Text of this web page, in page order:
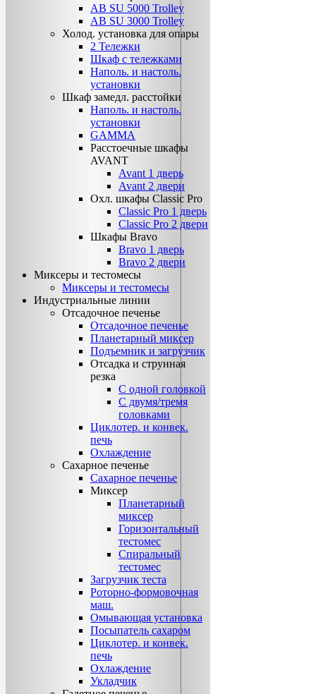
AB SU 5000 Trolley
AB SU 3000 Trolley
Холод. установка для опары
2 Тележки
Шкаф с тележками
Наполь. и настоль.
установки
Шкаф замедл. расстойки
Наполь. и настоль.
установки
GAMMA
Расстоечные шкафы
AVANT
Avant 1 дверь
Avant 2 двери
Охл. шкафы Classiс Pro
Classic Pro 1 дверь
Classic Pro 2 двери
Шкафы Bravo
Bravo 1 дверь
Bravo 2 двери
Миксеры и тестомесы
Миксеры и тестомесы
Индустриальные линии
Отсадочное печенье
Отсадочное печенье
Планетарный миксер
Подъемник и загрузчик
Отсадка и струнная
резка
С одной головкой
С двумя/тремя
головками
Циклотер. и конвек.
печь
Охлаждение
Сахарное печенье
Сахарное печенье
Миксер
Планетарный
миксер
Горизонтальный
тестомес
Спиральный
тестомес
Загрузчик теста
Роторно-формовочная
маш.
Омывающая установка
Посыпатель сахаром
Циклотер. и конвек.
печь
Охлаждение
Укладчик